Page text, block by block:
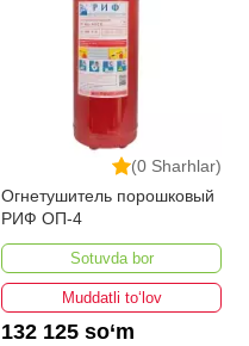
(0 Sharhlar)
Огнетушитель порошковый
РИФ ОП-4
Sotuvda bor
Muddatli to‘lov
132 125 so‘m